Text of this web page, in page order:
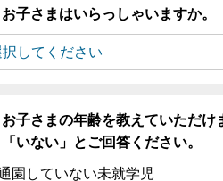
お子さまはいらっしゃいますか。
お子さまの年齢を教えていただ
「いない」とご回答ください。
園していない未就学児